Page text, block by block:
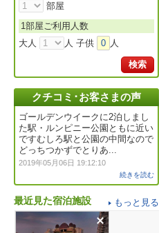
部屋
1部屋ご利用人数
大人
人 子供 0 人
検索
クチコミ･お客さまの声
ゴールデンウイークに2泊しまし
た駅・ルンピニー公園ともに近い
ですむしろ駅と公園の中間なので
どっちつかずでとりあ...
2019年05月06日 19:12:10
続きを読む
最近見た宿泊施設 もっと見る